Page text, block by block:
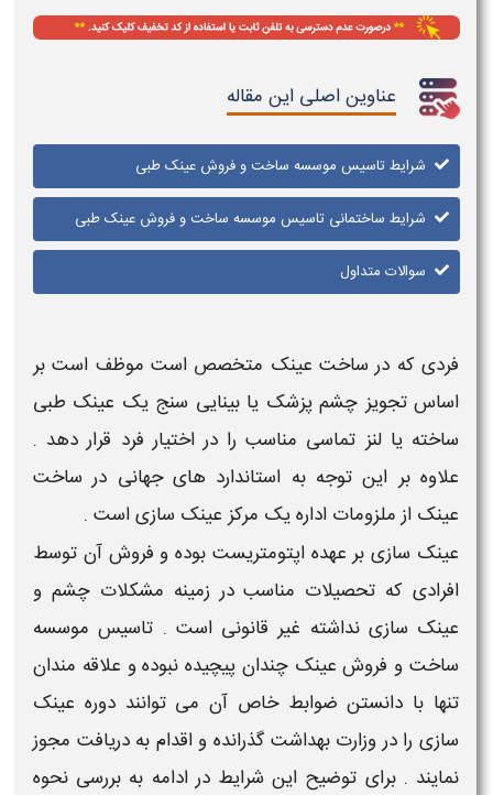
عناوین اصلی این مقاله
شرایط تاسیس موسسه ساخت و فروش عینک طبی
شرایط ساختمانی تاسیس موسسه ساخت و فروش عینک طبی
سوالات متداول
فردی که در ساخت عینک متخصص است موظف است بر
اساس تجویز چشم پزشک یابینایی سنج یک عینک طبی
ساخته یا لنز تماسی مناسب را در اختیار فرد قرار دهد .
علاوه بر این توجه به استاندارد های جهانی در ساخت
عینک از ملزومات اداره یک مرکز عینک سازیاست .
عینک سازیبر عهدهاپتومتریست بوده و فروش آن توسط
افرادی که تحصیلات مناسب در زمینه مشکلات چشم و
عینک سازی نداشته غیر قانونی است . تاسیس موسسه
ساخت و فروش عینکچندان پیچیده نبوده و علاقه مندان
تنها با دانستن ضوابطخاص آن می توانند دوره عینک
سازیرا در وزارت بهداشت گذرانده و اقدام بهدریافت مجوز
نمایند . برای توضیح این شرایطدر ادامه به بررسی نحوه